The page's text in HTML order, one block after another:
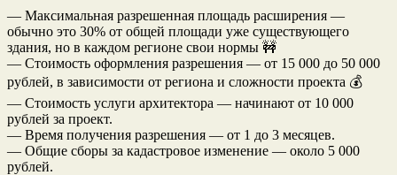
— Максимальная разрешенная площадь расширения —
обычно это 30% от общей площади уже существующего
здания, но в каждом регионе свои нормы 🚧
— Стоимость оформления разрешения — от 15 000 до 50 000
рублей, в зависимости от региона и сложности проекта 💰
— Стоимость услуги архитектора — начинают от 10 000
рублей за проект.
— Время получения разрешения — от 1 до 3 месяцев.
— Общие сборы за кадастровое изменение — около 5 000
рублей.